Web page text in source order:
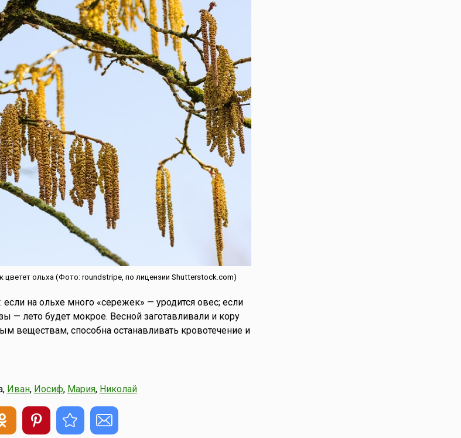
ольха (Фото: roundstripe, по лицензии Shutterstock.com)
на ольхе много «сережек» — уродится овес; если
— лето будет мокрое. Весной заготавливали и кору
веществам, способна останавливать кровотечение и
Иван, Иосиф, Мария, Николай